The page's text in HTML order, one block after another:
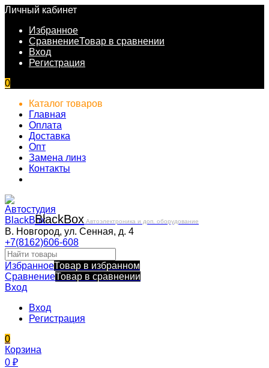
Личный кабинет
Избранное
СравнениеТовар в сравнении
Вход
Регистрация
0
Каталог товаров
Главная
Оплата
Доставка
Опт
Замена линз
Контакты
BlackBox Автоэлектроника и доп. оборудование
В. Новгород, ул. Сенная, д. 4
+7(8162)606-608
ИзбранноеТовар в избранном
СравнениеТовар в сравнении
Вход
Вход
Регистрация
0
Корзина
0 ₽